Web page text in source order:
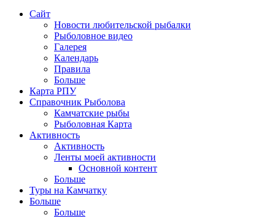
Сайт
Новости любительской рыбалки
Рыболовное видео
Галерея
Календарь
Правила
Больше
Карта РПУ
Справочник Рыболова
Камчатские рыбы
Рыболовная Карта
Активность
Активность
Ленты моей активности
Основной контент
Больше
Туры на Камчатку
Больше
Больше